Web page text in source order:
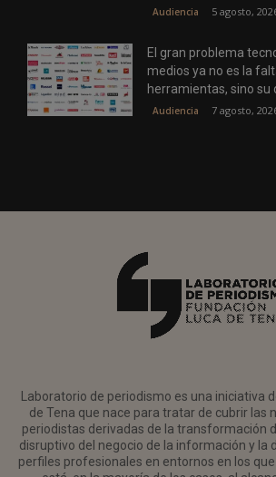
Audiencia 5 agosto,
El gran problema
medios ya no es la
herramientas, sino su
Audiencia 7 agosto,
Laboratorio de periodismo es una iniciativa
de Tena que nace para tratar de cubrir las
periodistas derivadas de la transformación
disruptivo del negocio de la información y la
perfiles profesionales en entornos en los